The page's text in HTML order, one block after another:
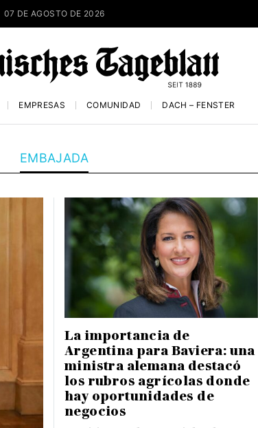
07 DE AGOSTO DE 2026
EMPRESAS COMUNIDAD DACH – FENSTER
EMBAJADA
La importancia de
Argentina para Baviera: una
ministra alemana destacó
los rubros agrícolas donde
hay oportunidades de
negocios